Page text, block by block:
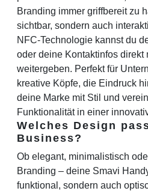
Branding immer griffbereit zu
sichtbar, sondern auch
NFC-Technologie kannst du
oder deine Kontaktinfos direkt
weitergeben. Perfekt für
kreative Köpfe, die Eindruck
deine Marke mit Stil und
Funktionalität in einer
Welches Design
Business?
Ob elegant, minimalistisch
Branding – deine Smavi
funktional, sondern auch